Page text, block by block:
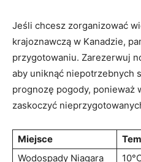
Jeśli chcesz zorganizować
‌krajoznawczą w​ Kanadzie,
przygotowaniu. Zarezerwuj
aby uniknąć niepotrzebnych⁢
prognozę pogody, ponieważ
zaskoczyć​
Miejsce
Wodospady‌ Niagara